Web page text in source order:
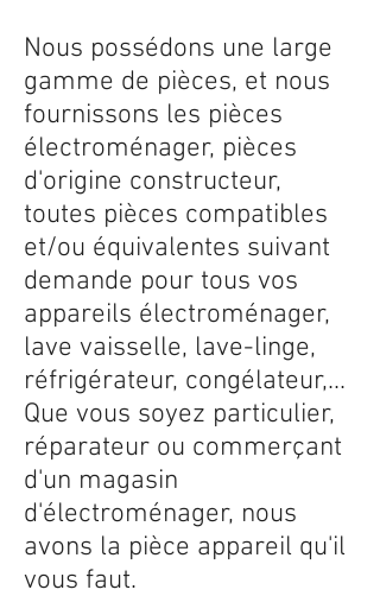
Nous possédons une large
gamme de pièces, et nous
fournissons les pièces
électroménager, pièces
d'origine constructeur,
toutes pièces compatibles
et/ou équivalentes suivant
demande pour tous vos
appareils électroménager,
lave vaisselle, lave-linge,
réfrigérateur, congélateur,...
Que vous soyez particulier,
réparateur ou commerçant
d'un magasin
d'électroménager, nous
avons la pièce appareil qu'il
vous faut.